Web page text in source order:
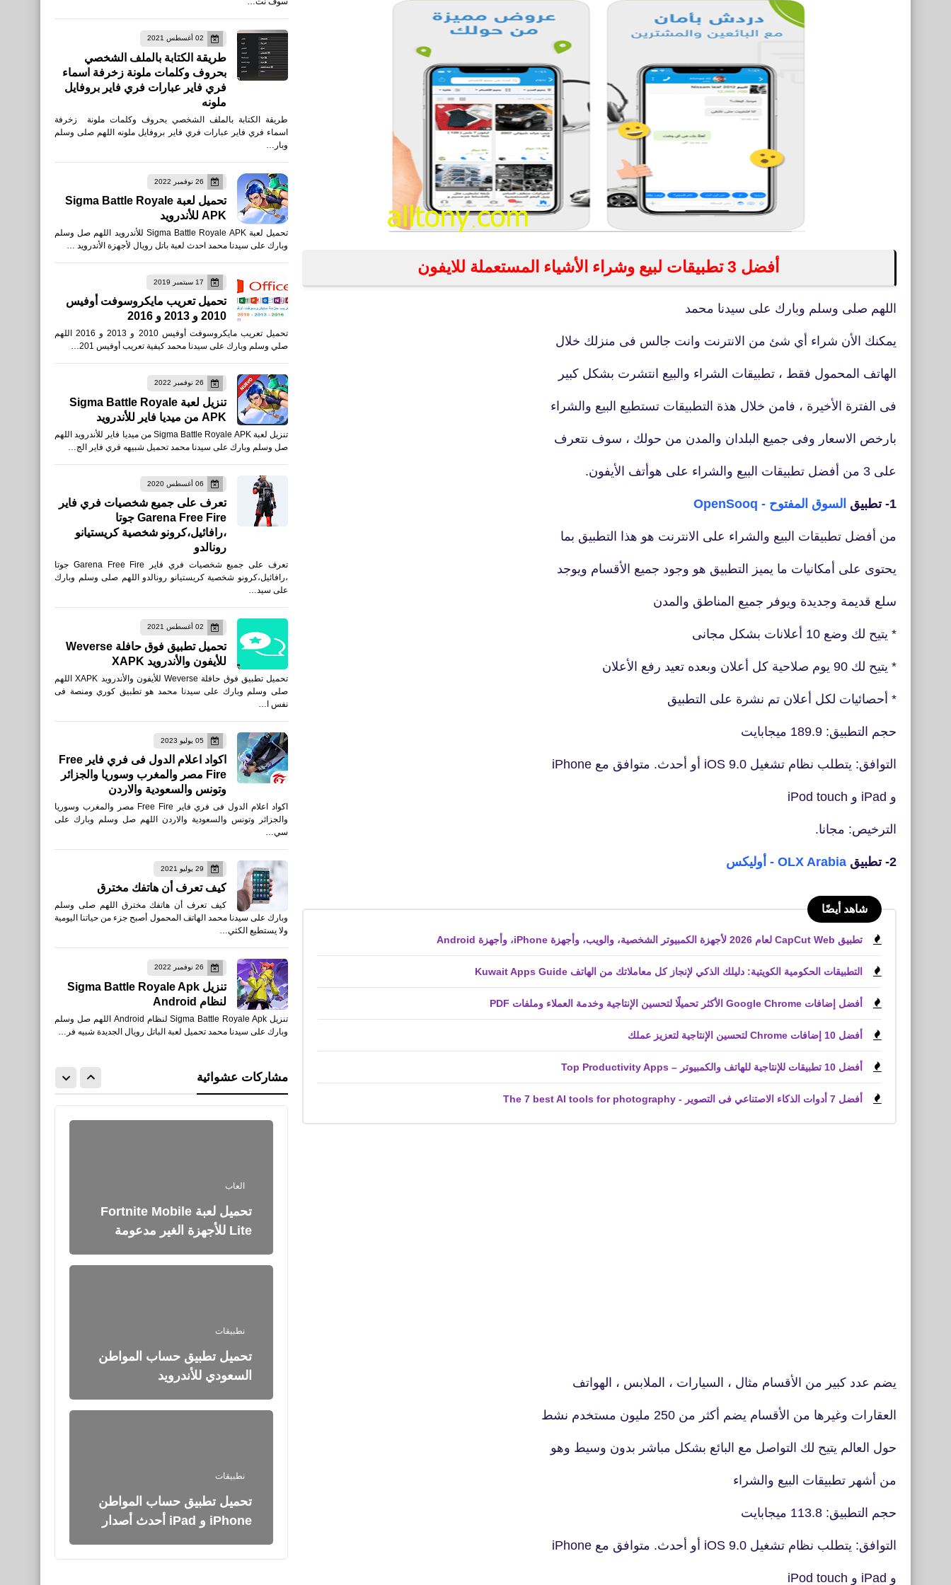
أفضل 3 تطبيقات لبيع وشراء الأشياء المستعملة للايفون
اللهم صلى وسلم وبارك على سيدنا محمد
يمكنك الأن شراء أي شئ من الانترنت وانت جالس فى منزلك خلال
الهاتف المحمول فقط ، تطبيقات الشراء والبيع انتشرت بشكل كبير
فى الفترة الأخيرة ، فامن خلال هذة التطبيقات تستطيع البيع والشراء
بارخص الاسعار وفى جميع البلدان والمدن من حولك ، سوف نتعرف
على 3 من أفضل تطبيقات البيع والشراء على هوأتف الأيفون.
1- تطبيق السوق المفتوح - OpenSooq
من أفضل تطبيقات البيع والشراء على الانترنت هو هذا التطبيق بما
يحتوى على أمكانيات ما يميز التطبيق هو وجود جميع الأقسام ويوجد
سلع قديمة وجديدة ويوفر جميع المناطق والمدن
* يتيح لك وضع 10 أعلانات بشكل مجانى
* يتيح لك 90 يوم صلاحية كل أعلان وبعده تعيد رفع الأعلان
* أحصائيات لكل أعلان تم نشرة على التطبيق
حجم التطبيق: 189.9 ميجابايت
التوافق: يتطلب نظام تشغيل iOS 9.0 أو أحدث. متوافق مع iPhone
و iPad و iPod touch
الترخيص: مجانا.
2- تطبيق OLX Arabia - أوليكس
شاهد أيضًا
تطبيق CapCut Web لعام 2026 لأجهزة الكمبيوتر الشخصية، والويب، وأجهزة iPhone، وأجهزة Android
التطبيقات الحكومية الكويتية: دليلك الذكي لإنجاز كل معاملاتك من الهاتف Kuwait Apps Guide
أفضل إضافات Google Chrome الأكثر تحميلًا لتحسين الإنتاجية وخدمة العملاء وملفات PDF
أفضل 10 إضافات Chrome لتحسين الإنتاجية لتعزيز عملك
أفضل 10 تطبيقات للإنتاجية للهاتف والكمبيوتر – Top Productivity Apps
أفضل 7 أدوات الذكاء الاصتناعي فى التصوير - The 7 best AI tools for photography
يضم عدد كبير من الأقسام مثال ، السيارات ، الملابس ، الهواتف
العقارات وغيرها من الأقسام يضم أكثر من 250 مليون مستخدم نشط
حول العالم يتيح لك التواصل مع البائع بشكل مباشر بدون وسيط وهو
من أشهر تطبيقات البيع والشراء
حجم التطبيق: 113.8 ميجابايت
التوافق: يتطلب نظام تشغيل iOS 9.0 أو أحدث. متوافق مع iPhone
و iPad و iPod touch
02 أغسطس 2021
طريقة الكتابة بالملف الشخصي
بحروف وكلمات ملونة زخرفة اسماء
فري فاير عبارات فري فاير بروفايل
ملونه
طريقة الكتابة بالملف الشخصي بحروف وكلمات ملونة زخرفة
اسماء فري فاير عبارات فري فاير بروفايل ملونه اللهم صلى وسلم
وبار…
26 نوفمبر 2022
تحميل لعبة Sigma Battle Royale
APK للأندرويد
تحميل لعبة Sigma Battle Royale APK للأندرويد اللهم صل وسلم
وبارك على سيدنا محمد احدث لعبة باتل رويال لأجهزة الأندرويد …
17 سبتمبر 2019
تحميل تعريب مايكروسوفت أوفيس
2010 و 2013 و 2016
تحميل تعريب مايكروسوفت أوفيس 2010 و 2013 و 2016 اللهم
صلي وسلم وبارك على سيدنا محمد كيفية تعريب أوفيس 201…
26 نوفمبر 2022
تنزيل لعبة Sigma Battle Royale
APK من ميديا فاير للأندرويد
تنزيل لعبة Sigma Battle Royale APK من ميديا فاير للأندرويد اللهم
صل وسلم وبارك على سيدنا محمد تحميل شبيهه فري فاير الج…
06 أغسطس 2020
تعرف على جميع شخصيات فري فاير
Garena Free Fire جوتا
،رافائيل،كرونو شخصية كريستيانو
رونالدو
تعرف على جميع شخصيات فري فاير Garena Free Fire جوتا
،رافائيل،كرونو شخصية كريستيانو رونالدو اللهم صلى وسلم وبارك
على سيد…
02 أغسطس 2021
تحميل تطبيق فوق حافلة Weverse
للأيفون والأندرويد XAPK
تحميل تطبيق فوق حافلة Weverse للأيفون والأندرويد XAPK اللهم
صلى وسلم وبارك على سيدنا محمد هو تطبيق كوري ومنصة فى
نفس ا…
05 يوليو 2023
اكواد اعلام الدول فى فري فاير Free
Fire مصر والمغرب وسوريا والجزائر
وتونس والسعودية والاردن
اكواد اعلام الدول فى فري فاير Free Fire مصر والمغرب وسوريا
والجزائر وتونس والسعودية والاردن اللهم صل وسلم وبارك على
سي…
29 يوليو 2021
كيف تعرف أن هاتفك مخترق
كيف تعرف أن هاتفك مخترق اللهم صلى وسلم
وبارك على سيدنا محمد الهاتف المحمول أصبح جزء من حياتنا اليومية
ولا يستطيع الكثي…
26 نوفمبر 2022
تنزيل Sigma Battle Royale Apk
لنظام Android
تنزيل Sigma Battle Royale Apk لنظام Android اللهم صل وسلم
وبارك على سيدنا محمد تحميل لعبة الباتل رويال الجديدة شبيه فر…
مشاركات عشوائية
fovtech
العاب
للأيفون والأيباد أحدث أصدار
تحميل لعبة Fortnite Mobile
نطبيقات
تحميل تطبيق حساب المواطن
السعودي للأندرويد
نطبيقات
تحميل تطبيق حساب المواطن
iPhone و iPad أحدث أصدار
العاب
للأندرويد APK أحدث أصدار
للأيفون والأيباد أحدث أصدار
العاب
تحميل لعبة Fortnite Mobile
Lite للأجهزة الغير مدعومة
نطبيقات
تحميل تطبيق حساب المواطن
السعودي للأندرويد
نطبيقات
تحميل تطبيق حساب المواطن
iPhone و iPad أحدث أصدار